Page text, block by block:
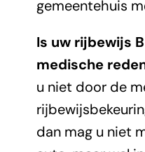
gemeentehuis
Is uw rijbewijs
medische
u niet door de
dan mag u niet